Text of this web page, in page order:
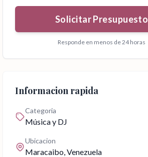
Solicitar Presupuesto
Responde en menos de 24 horas
Informacion rapida
Categoria
Música y DJ
Ubicacion
Maracaibo, Venezuela